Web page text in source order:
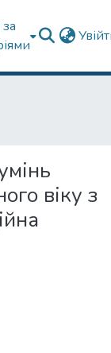
віку з